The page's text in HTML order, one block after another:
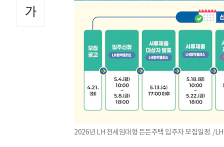
2026년 LH 전세임대형 든든주택 입주자 모집일정. /